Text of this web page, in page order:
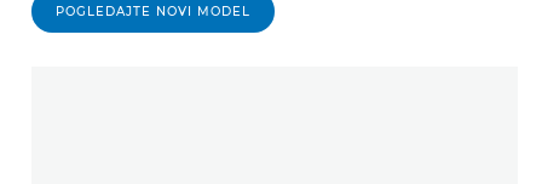
POGLEDAJTE NOVI MODEL